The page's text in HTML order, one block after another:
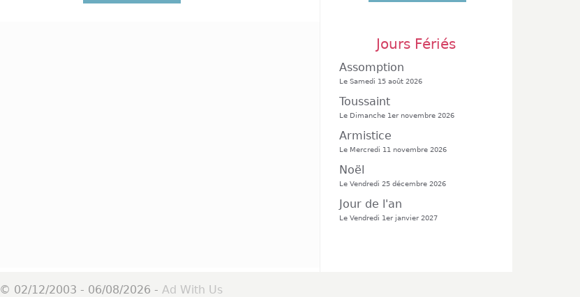
Jours Fériés
Assomption
Le Samedi 15 août 2026
Toussaint
Le Dimanche 1er novembre 2026
Armistice
Le Mercredi 11 novembre 2026
Noël
Le Vendredi 25 décembre 2026
Jour de l'an
Le Vendredi 1er janvier 2027
© 02/12/2003 - 06/08/2026 - Ad With Us